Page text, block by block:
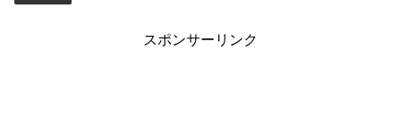
スポンサーリンク